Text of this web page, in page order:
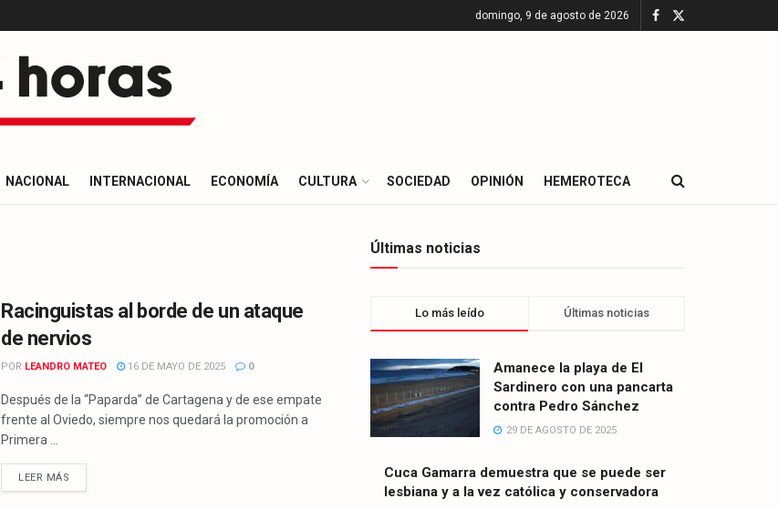
domingo, 9 de agosto de 2026
NACIONAL INTERNACIONAL ECONOMÍA CULTURA SOCIEDAD OPINIÓN HEMEROTECA
Racinguistas al borde de un ataque
de nervios
POR LEANDRO MATEO 16 DE MAYO DE 2025 0
Después de la “Paparda” de Cartagena y de ese empate
frente al Oviedo, siempre nos quedará la promoción a
Primera ...
LEER MÁS
Últimas noticias
Lo más leído Últimas noticias
Amanece la playa de El
Sardinero con una pancarta
contra Pedro Sánchez
29 DE AGOSTO DE 2025
Cuca Gamarra demuestra que se puede ser
lesbiana y a la vez católica y conservadora